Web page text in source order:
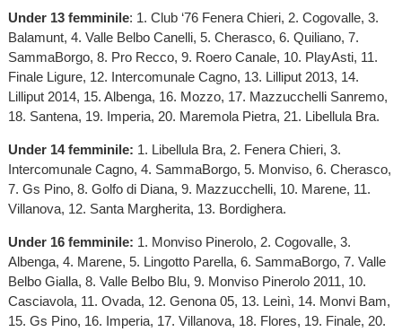
Under 13 femminile: 1. Club ‘76 Fenera Chieri, 2. Cogovalle, 3.
Balamunt, 4. Valle Belbo Canelli, 5. Cherasco, 6. Quiliano, 7.
SammaBorgo, 8. Pro Recco, 9. Roero Canale, 10. PlayAsti, 11.
Finale Ligure, 12. Intercomunale Cagno, 13. Lilliput 2013, 14.
Lilliput 2014, 15. Albenga, 16. Mozzo, 17. Mazzucchelli Sanremo,
18. Santena, 19. Imperia, 20. Maremola Pietra, 21. Libellula Bra.
Under 14 femminile: 1. Libellula Bra, 2. Fenera Chieri, 3.
Intercomunale Cagno, 4. SammaBorgo, 5. Monviso, 6. Cherasco,
7. Gs Pino, 8. Golfo di Diana, 9. Mazzucchelli, 10. Marene, 11.
Villanova, 12. Santa Margherita, 13. Bordighera.
Under 16 femminile: 1. Monviso Pinerolo, 2. Cogovalle, 3.
Albenga, 4. Marene, 5. Lingotto Parella, 6. SammaBorgo, 7. Valle
Belbo Gialla, 8. Valle Belbo Blu, 9. Monviso Pinerolo 2011, 10.
Casciavola, 11. Ovada, 12. Genona 05, 13. Leinì, 14. Monvi Bam,
15. Gs Pino, 16. Imperia, 17. Villanova, 18. Flores, 19. Finale, 20.